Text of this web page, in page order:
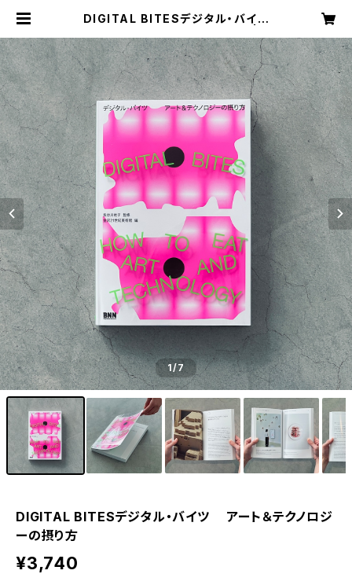
DIGITAL BITESデジタル・バイツ
沢21世紀美術館ミュージアムショップ
1/7
DIGITAL BITESデジタル・バイツ アート＆テクノロジ
ーの摂り方
¥3,740